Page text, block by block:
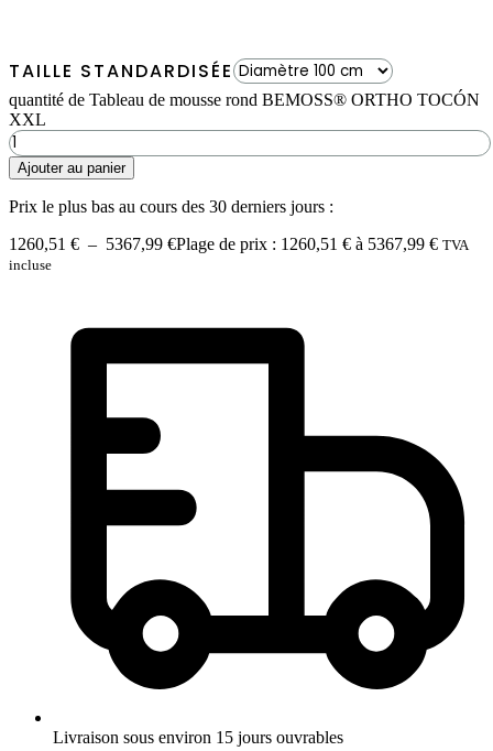
TAILLE STANDARDISÉE
quantité de Tableau de mousse rond BEMOSS® ORTHO TOCÓN
XXL
Ajouter au panier
Prix le plus bas au cours des 30 derniers jours :
1260,51 € – 5367,99 €Plage de prix : 1260,51 € à 5367,99 € TVA
incluse
Livraison sous environ 15 jours ouvrables